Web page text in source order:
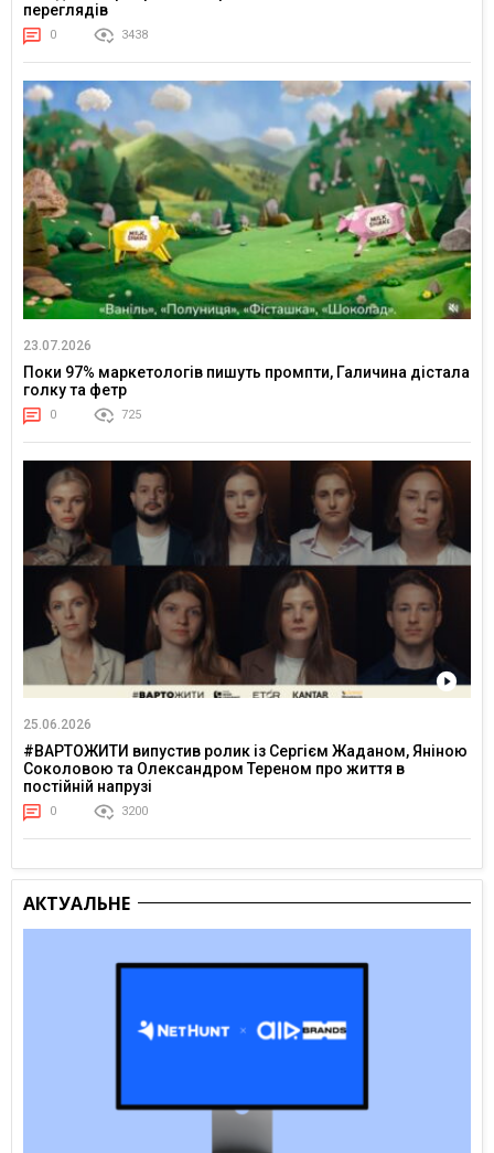
переглядів
0 3438
23.07.2026
Поки 97% маркетологів пишуть промпти, Галичина дістала
голку та фетр
0 725
25.06.2026
#ВАРТОЖИТИ випустив ролик із Сергієм Жаданом, Яніною
Соколовою та Олександром Тереном про життя в
постійній напрузі
0 3200
АКТУАЛЬНЕ